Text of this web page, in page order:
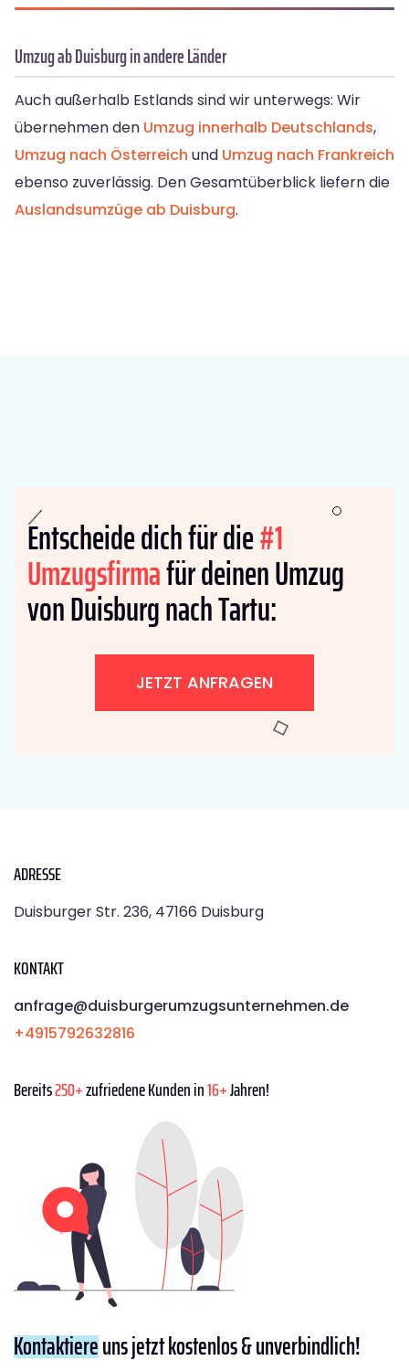
Umzug ab Duisburg in andere Länder
Auch außerhalb Estlands sind wir unterwegs: Wir
übernehmen den Umzug innerhalb Deutschlands,
Umzug nach Österreich und Umzug nach Frankreich
ebenso zuverlässig. Den Gesamtüberblick liefern die
Auslandsumzüge ab Duisburg.
Entscheide dich für die#1
Umzugsfirmafür deinen Umzug
von Duisburg nach Tartu:
JETZT ANFRAGEN
ADRESSE
Duisburger Str. 236, 47166 Duisburg
KONTAKT
anfrage@duisburgerumzugsunternehmen.de
+4915792632816
Bereits250+zufriedene Kunden in16+Jahren!
Kontaktiereuns jetzt kostenlos & unverbindlich!